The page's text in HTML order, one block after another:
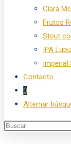
Clara
Frutos
Stout
IPA
Imperial
Contacto
0
Alternar